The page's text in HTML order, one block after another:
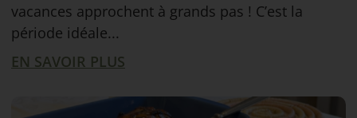
vacances approchent à grands pas ! C’est la
période idéale...
EN SAVOIR PLUS